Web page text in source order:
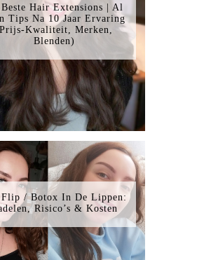
Hair Extensions | Al
Tips Na 10 Jaar Ervaring
Kwaliteit, Merken,
Blenden)
/ Botox In De Lippen:
Risico’s & Kosten